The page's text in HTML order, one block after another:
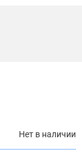
Нет в наличии